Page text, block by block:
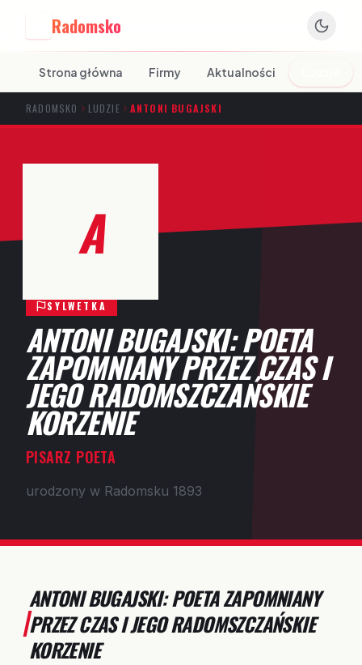
Radomsko
Strona główna Firmy Aktualności
RADOMSKO LUDZIE ANTONI BUGAJSKI
A
SYLWETKA
ANTONI BUGAJSKI: POETA
ZAPOMNIANY PRZEZ CZAS I
JEGO RADOMSZCZAŃSKIE
KORZENIE
PISARZ POETA
urodzony w Radomsku 1893
ANTONI BUGAJSKI: POETA ZAPOMNIANY
PRZEZ CZAS I JEGO RADOMSZCZAŃSKIE
KORZENIE